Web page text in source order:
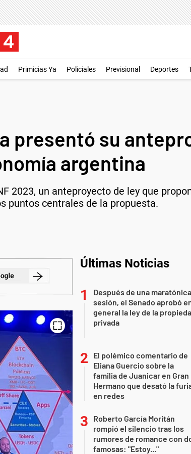
Primicias Ya Policiales Previsional Deportes
presentó su
argentina
2023, un anteproyecto de ley que
puntos centrales de la propuesta.
Últimas Noticias
Después de una maratónica
sesión, el Senado aprobó
general la ley de la
privada
El polémico comentario de
Eliana Guercio sobre la
familia de Juanicar en Gran
Hermano que desató la
en redes
Roberto García Moritán
rompió el silencio tras los
rumores de romance con
famosas: "Estoy..."